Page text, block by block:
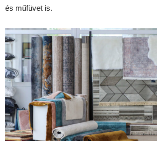
és műfüvet is.